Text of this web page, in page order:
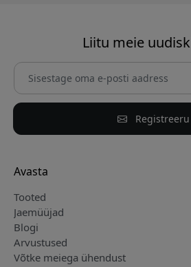
Liitu meie
Registreeru
Avasta
Tooted
Jaemüüjad
Blogi
Arvustused
Võtke meiega ühendust